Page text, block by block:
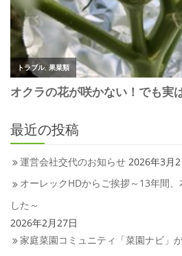
最近の投稿
運営会社交代のお知らせ 2026年3月2
オーレックHDからご挨拶～13年間
した～
2026年2月27日
家庭菜園コミュニティ「菜園ナビ」